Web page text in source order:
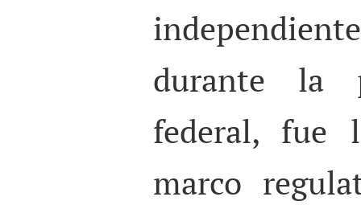
durante la
federal, fue
marco